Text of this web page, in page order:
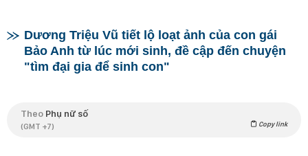
Dương Triệu Vũ tiết lộ loạt ảnh của con gái
Bảo Anh từ lúc mới sinh, đề cập đến chuyện
"tìm đại gia để sinh con"
Theo Phụ nữ số
(GMT +7) Copy link